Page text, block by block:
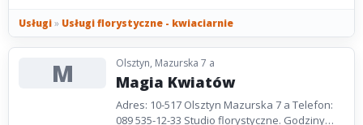
Usługi» Usługi florystyczne - kwiaciarnie
M Olsztyn, Mazurska 7 a
Magia Kwiatów
Adres: 10-517 Olsztyn Mazurska 7 a Telefon:
089 535-12-33 Studio florystyczne. Godziny